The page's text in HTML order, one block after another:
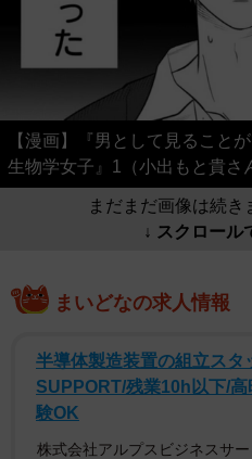
【漫画】『男として見ること
生物学女子』1（小出もと貴さ
まだまだ画像は続き
↓ スクロール
まいどなの求人情報
半導体製造装置の組立スタ
SUPPORT/残業10h以下/
験OK
株式会社アルプスビジネスサー